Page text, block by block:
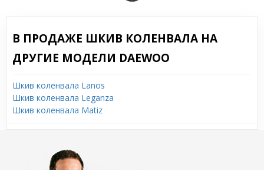
В ПРОДАЖЕ ШКИВ КОЛЕНВАЛА НА
ДРУГИЕ МОДЕЛИ DAEWOO
Шкив коленвала Lanos
Шкив коленвала Leganza
Шкив коленвала Matiz